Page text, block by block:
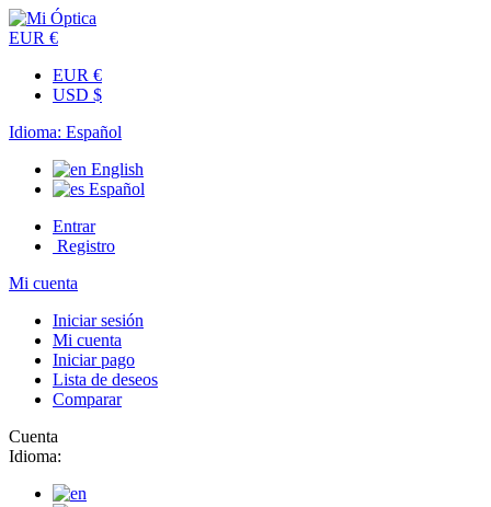
EUR €
EUR €
USD $
Idioma: Español
English
Español
Entrar
Registro
Mi cuenta
Iniciar sesión
Mi cuenta
Iniciar pago
Lista de deseos
Comparar
Cuenta
Idioma: